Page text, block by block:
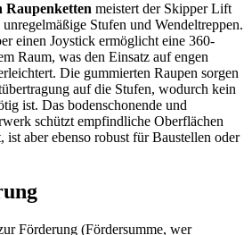
Raupenketten meistert der Skipper Lift
Stufen und Wendeltreppen.
einen Joystick ermöglicht eine 360-
Raum, was den Einsatz auf engen
Die gummierten Raupen sorgen
auf die Stufen, wodurch kein
ist. Das bodenschonende und
schützt empfindliche Oberflächen
aber ebenso robust für Baustellen oder
Förderung (Fördersumme, wer